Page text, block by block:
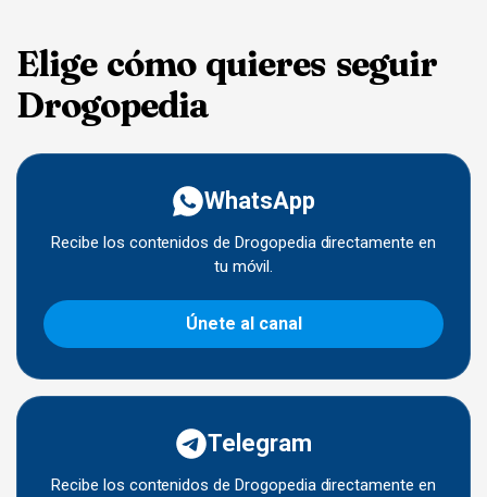
Elige cómo quieres seguir
Drogopedia
WhatsApp
Recibe los contenidos de Drogopedia directamente en
tu móvil.
Únete al canal
Telegram
Recibe los contenidos de Drogopedia directamente en